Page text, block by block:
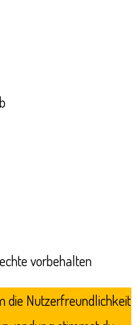
vorbehalten
die Nutzerfreundlichkeit